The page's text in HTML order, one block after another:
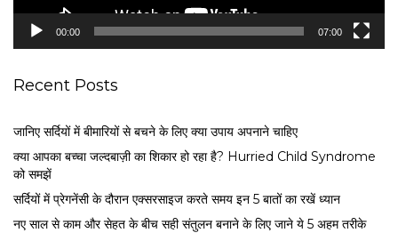
00:00 07:00
Recent Posts
जानिए सर्दियों में बीमारियों से बचने के लिए क्या उपाय अपनाने चाहिए
क्या आपका बच्चा जल्दबाज़ी का शिकार हो रहा है? Hurried Child Syndrome
को समझें
सर्द‍ियों में प्रेगनेंसी के दौरान एक्सरसाइज करते समय इन 5 बातों का रखें ध्यान
नए साल से काम और सेहत के बीच सही संतुलन बनाने के लिए जाने ये 5 अहम तरीके